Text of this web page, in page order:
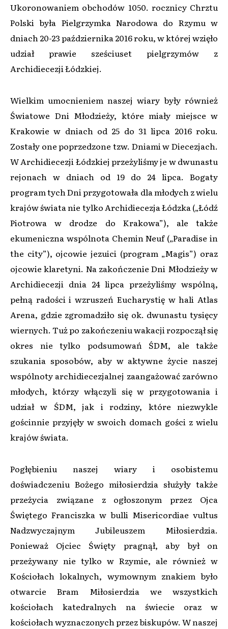
Ukoronowaniem obchodów 1050. rocznicy Chrztu
Polski była Pielgrzymka Narodowa do Rzymu w
dniach 20-23 października 2016 roku, w której wzięło
udział prawie sześciuset pielgrzymów z
Archidiecezji Łódzkiej.
Wielkim umocnieniem naszej wiary były również
Światowe Dni Młodzieży, które miały miejsce w
Krakowie w dniach od 25 do 31 lipca 2016 roku.
Zostały one poprzedzone tzw. Dniami w Diecezjach.
W Archidiecezji Łódzkiej przeżyliśmy je w dwunastu
rejonach w dniach od 19 do 24 lipca. Bogaty
program tych Dni przygotowała dla młodych z wielu
krajów świata nie tylko Archidiecezja Łódzka („Łódź
Piotrowa w drodze do Krakowa”), ale także
ekumeniczna wspólnota Chemin Neuf („Paradise in
the city”), ojcowie jezuici (program „Magis”) oraz
ojcowie klaretyni. Na zakończenie Dni Młodzieży w
Archidiecezji dnia 24 lipca przeżyliśmy wspólną,
pełną radości i wzruszeń Eucharystię w hali Atlas
Arena, gdzie zgromadziło się ok. dwunastu tysięcy
wiernych. Tuż po zakończeniu wakacji rozpoczął się
okres nie tylko podsumowań ŚDM, ale także
szukania sposobów, aby w aktywne życie naszej
wspólnoty archidiecezjalnej zaangażować zarówno
młodych, którzy włączyli się w przygotowania i
udział w ŚDM, jak i rodziny, które niezwykle
gościnnie przyjęły w swoich domach gości z wielu
krajów świata.
Pogłębieniu naszej wiary i osobistemu
doświadczeniu Bożego miłosierdzia służyły także
przeżycia związane z ogłoszonym przez Ojca
Świętego Franciszka w bulli Misericordiae vultus
Nadzwyczajnym Jubileuszem Miłosierdzia.
Ponieważ Ojciec Święty pragnął, aby był on
przeżywany nie tylko w Rzymie, ale również w
Kościołach lokalnych, wymownym znakiem było
otwarcie Bram Miłosierdzia we wszystkich
kościołach katedralnych na świecie oraz w
kościołach wyznaczonych przez biskupów. W naszej